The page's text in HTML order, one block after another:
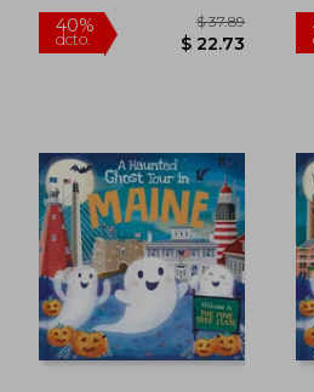
dcto. $ 22.73